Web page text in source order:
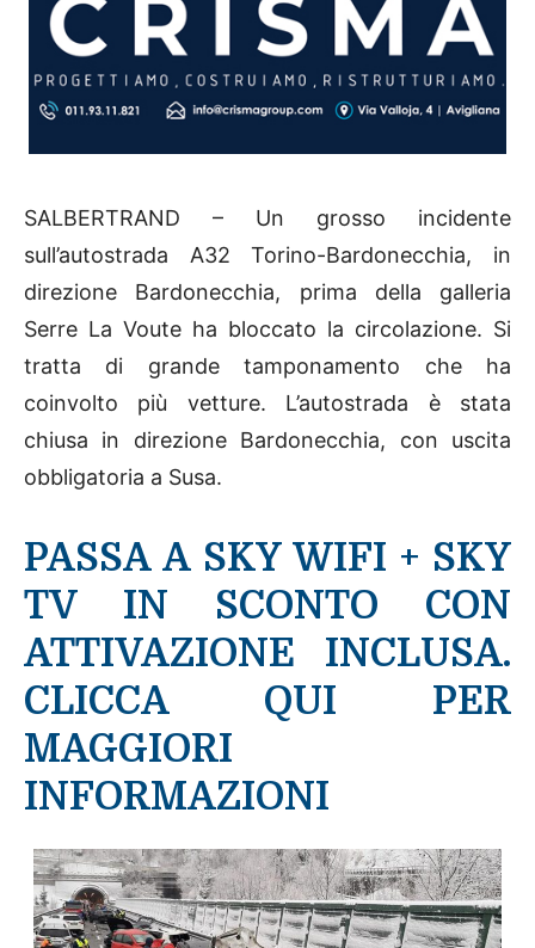
SALBERTRAND – Un grosso incidente
sull’autostrada A32 Torino-Bardonecchia, in
direzione Bardonecchia, prima della galleria
Serre La Voute ha bloccato la circolazione. Si
tratta di grande tamponamento che ha
coinvolto più vetture. L’autostrada è stata
chiusa in direzione Bardonecchia, con uscita
obbligatoria a Susa.
PASSA A SKY WIFI + SKY
TV IN SCONTO CON
ATTIVAZIONE INCLUSA.
CLICCA QUI PER
MAGGIORI
INFORMAZIONI